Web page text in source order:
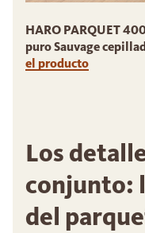
HARO PARQUET
puro Sauvage
el producto
Los
conjunto:
del